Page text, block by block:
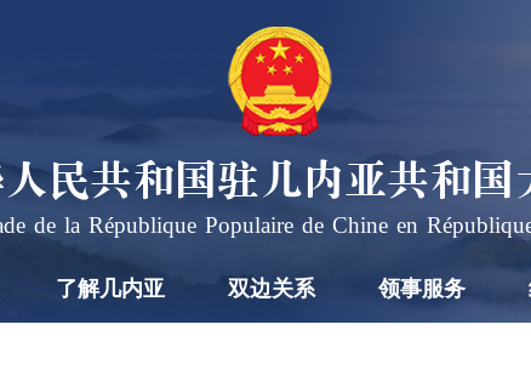
民共和国驻几内亚共和国
de la République Populaire de Chine en
了解几内亚 双边关系 领事服务